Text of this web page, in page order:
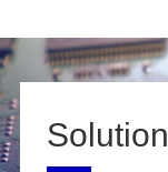
Solution